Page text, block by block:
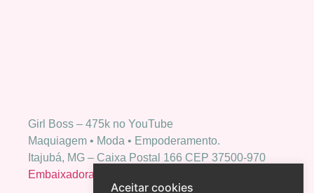
Girl Boss – 475k no YouTube
Maquiagem • Moda • Empoderamento.
Itajubá, MG – Caixa Postal 166 CEP 37500-970
Embaixadora Bio Extratus
Aceitar cookies